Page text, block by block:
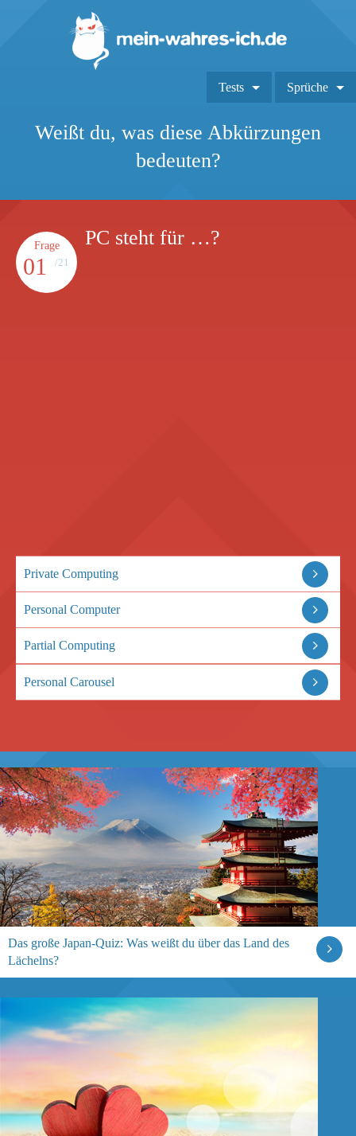
Tests Sprüche
Weißt du, was diese Abkürzungen
bedeuten?
Frage
01 /21
PC steht für …?
Private Computing
Personal Computer
Partial Computing
Personal Carousel
Das große Japan-Quiz: Was weißt du über das Land des
Lächelns?